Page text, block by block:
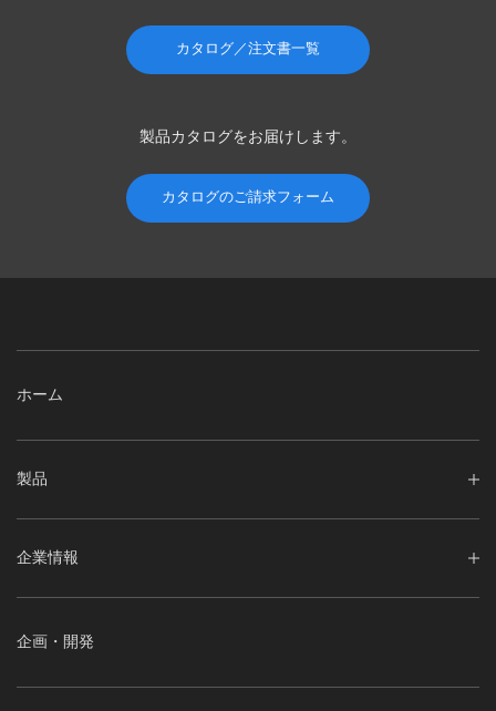
カタログ／注文書一覧
製品カタログをお届けします。
カタログのご請求フォーム
ホーム
製品
企業情報
企画・開発